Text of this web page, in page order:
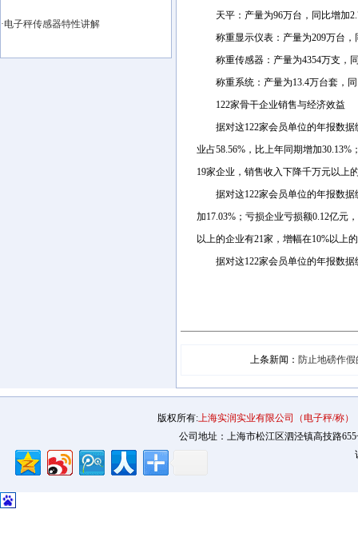
·电子秤传感器特性讲解
天平：产量为96万台，同比增加
称重显示仪表：产量为209万台，同
称重传感器：产量为4354万支，同
称重系统：产量为13.4万台套，同
122家骨干企业销售与经济效益
据对这122家会员单位的年报数据
业占58.56%，比上年同期增加
19家企业，销售收入下降千万元以上
据对这122家会员单位的年报数据
加17.03%；亏损企业亏损额0.12亿元
以上的企业有21家，增幅在10%以上
据对这122家会员单位的年报数据
上条新闻： 防止地磅作假
版权所有:上海实润实业有限公司（电子秤/称）
公司地址：上海市松江区泗泾镇高技路655